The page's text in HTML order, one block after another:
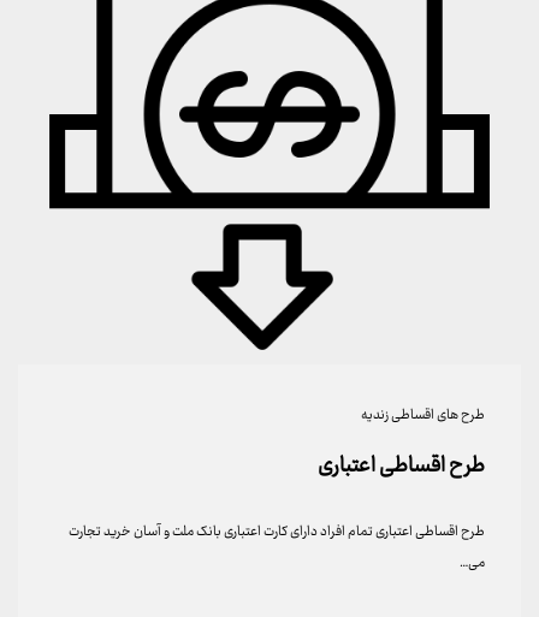
طرح های اقساطی زندیه
طرح اقساطی اعتباری
طرح اقساطی اعتباری تمام افراد دارای کارت اعتباری بانک ملت و آسان خرید تجارت
می…